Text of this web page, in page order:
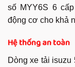
số MYY6S 6
động cơ cho khả
Hệ thống an toàn
Dòng xe tải